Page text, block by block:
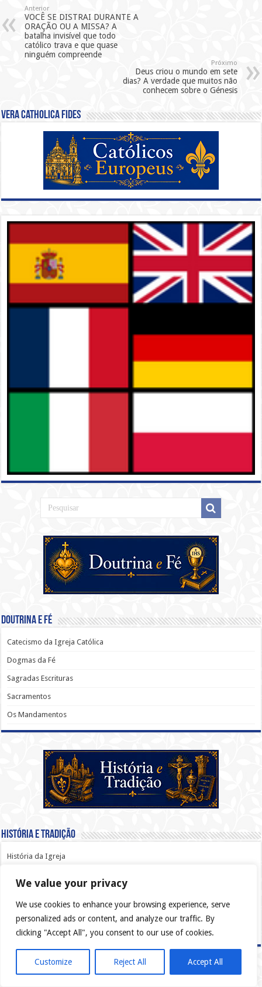
We value your privacy
We use cookies to enhance your browsing experience, serve
personalized ads or content, and analyze our traffic. By
clicking "Accept All", you consent to our use of cookies.
Customize Reject All Accept All
Anterior
VOCÊ SE DISTRAI DURANTE A
ORAÇÃO OU A MISSA? A
batalha invisível que todo
católico trava e que quase
ninguém compreende
Próximo
Deus criou o mundo em sete
dias? A verdade que muitos não
conhecem sobre o Génesis
Vera Catholica Fides
Doutrina e Fé
Catecismo da Igreja Católica
Dogmas da Fé
Sagradas Escrituras
Sacramentos
Os Mandamentos
História e Tradição
História da Igreja
Liturgia e Ano Litúrgico